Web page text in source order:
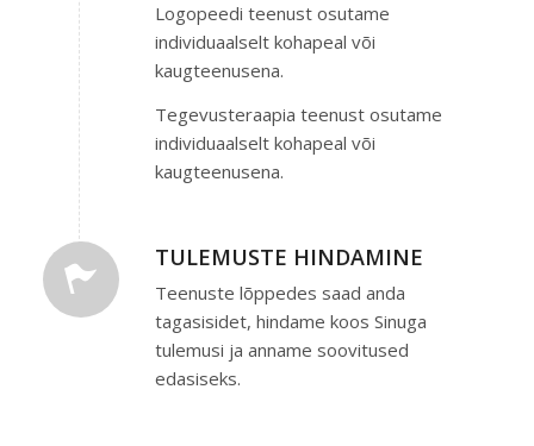
Logopeedi teenust osutame
individuaalselt kohapeal või
kaugteenusena.
Tegevusteraapia teenust osutame
individuaalselt kohapeal või
kaugteenusena.
TULEMUSTE HINDAMINE
Teenuste lõppedes saad anda
tagasisidet, hindame koos Sinuga
tulemusi ja anname soovitused
edasiseks.